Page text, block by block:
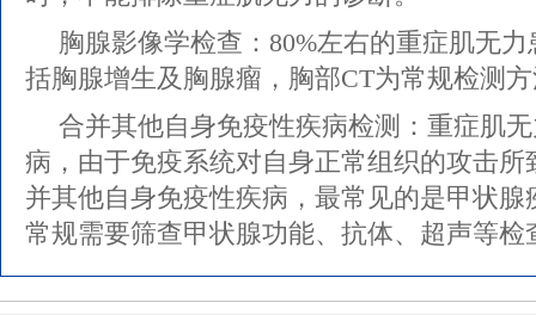
胸腺影像学检查：80%左右的重症肌无
括胸腺增生及胸腺瘤，胸部CT为常规检测
合并其他自身免疫性疾病检测：重症肌
病，由于免疫系统对自身正常组织的攻击
并其他自身免疫性疾病，最常见的是甲状
常规需要筛查甲状腺功能、抗体、超声等检